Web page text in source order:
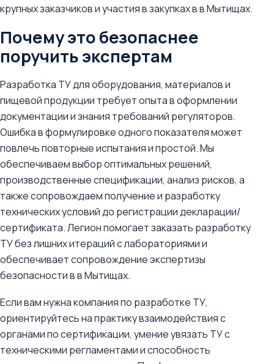
крупных заказчиков и участия в закупках в в Мытищах.
Почему это безопаснее
поручить экспертам
Разработка ТУ для оборудования, материалов и
пищевой продукции требует опыта в оформлении
документации и знания требований регуляторов.
Ошибка в формулировке одного показателя может
повлечь повторные испытания и простой. Мы
обеспечиваем выбор оптимальных решений,
производственные спецификации, анализ рисков, а
также сопровождаем получение и разработку
технических условий до регистрации декларации/
сертификата. Легион помогает заказать разработку
ТУ без лишних итераций с лабораториями и
обеспечивает сопровождение экспертизы
безопасности в в Мытищах.
Если вам нужна компания по разработке ТУ,
ориентируйтесь на практику взаимодействия с
органами по сертификации, умение увязать ТУ с
техническими регламентами и способность